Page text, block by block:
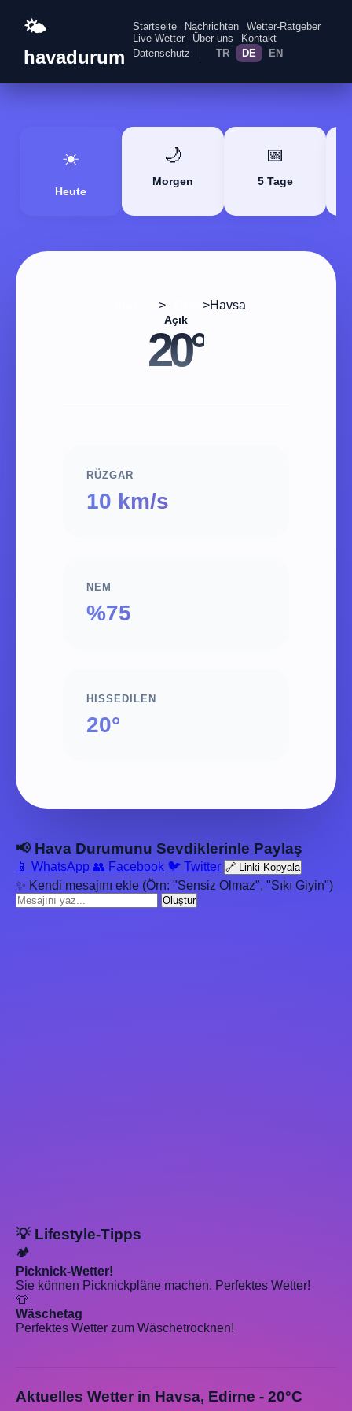
🌤️
havadurum
Startseite Nachrichten
Wetter-Ratgeber
Live-Wetter
Über uns
Kontakt
Datenschutz
TR DE EN
☀️
Heute
🌙
Morgen
📅
5 Tage
> >Havsa
Açık
20°
RÜZGAR
10 km/s
NEM
%75
HISSEDILEN
20°
📢 Hava Durumunu Sevdiklerinle Paylaş
📱 WhatsApp 👥 Facebook 🐦 Twitter 🔗 Linki Kopyala
✨ Kendi mesajını ekle (Örn: "Sensiz Olmaz", "Sıkı Giyin")
Oluştur
💡 Lifestyle-Tipps
🏕️
Picknick-Wetter!
Sie können Picknickpläne machen. Perfektes Wetter!
👕
Wäschetag
Perfektes Wetter zum Wäschetrocknen!
Aktuelles Wetter in Havsa, Edirne - 20°C